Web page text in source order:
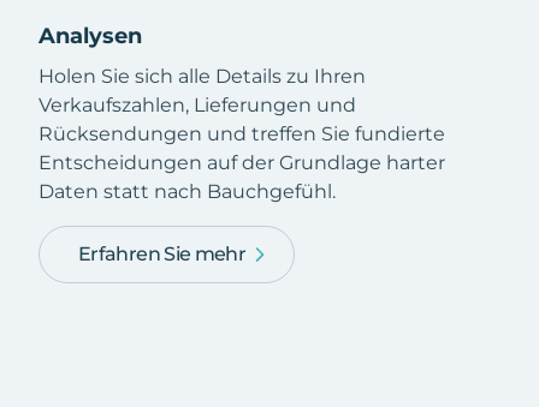
Analysen
Holen Sie sich alle Details zu Ihren
Verkaufszahlen, Lieferungen und
Rücksendungen und treffen Sie fundierte
Entscheidungen auf der Grundlage harter
Daten statt nach Bauchgefühl.
Erfahren Sie mehr